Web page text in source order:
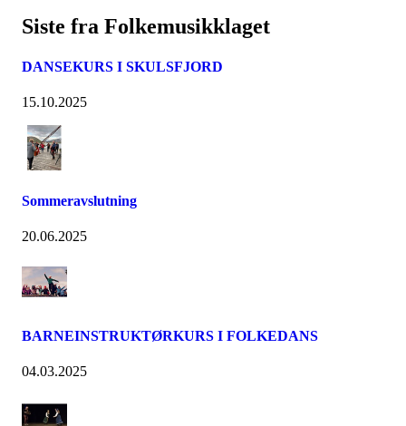
Siste fra Folkemusikklaget
DANSEKURS I SKULSFJORD
15.10.2025
Sommeravslutning
20.06.2025
BARNEINSTRUKTØRKURS I FOLKEDANS
04.03.2025